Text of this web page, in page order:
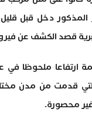
المذكور دخل قبل
قصد الكشف عن
ارتفاعا ملحوظا في
التي قدمت من مدن
غير محصورة.